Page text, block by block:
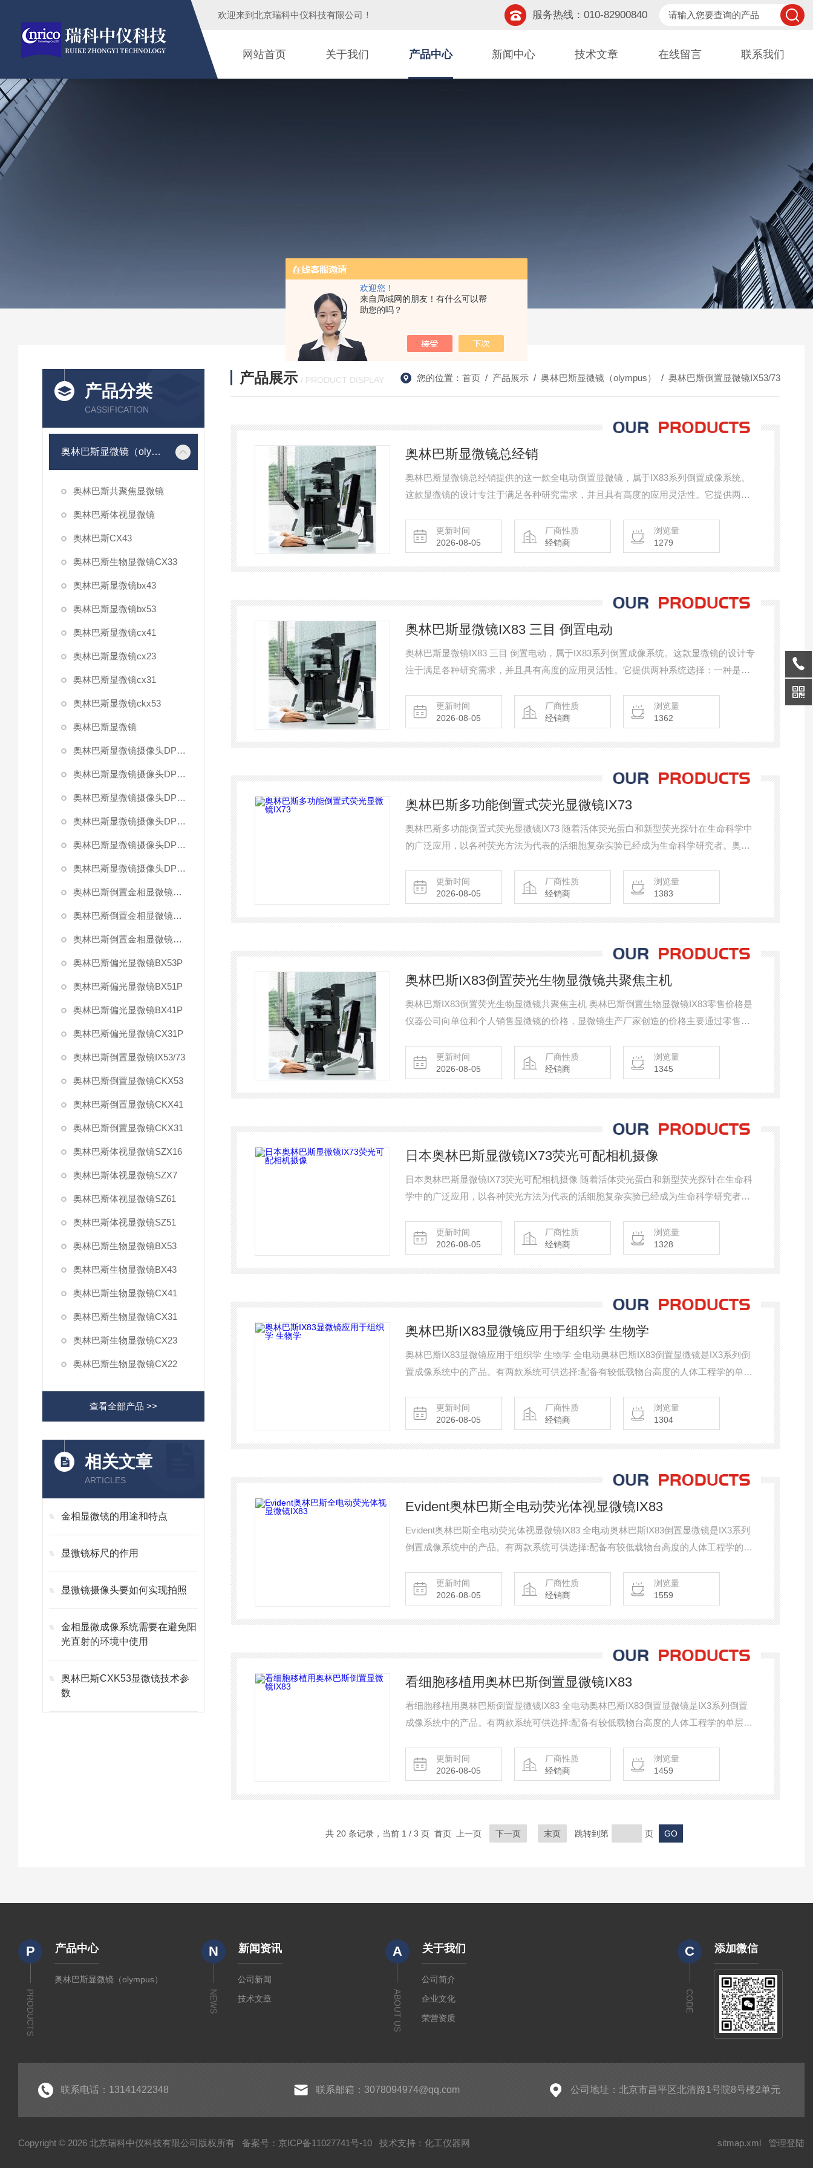
欢迎您！
来自局域网的朋友！有什么可以帮
助您的吗？
欢迎来到 北京瑞科中仪科技有限公司 ！ 服务热线：010-82900840
网站首页 关于我们 产品中心 新闻中心 技术文章 在线留言 联系我们
产品分类
CASSIFICATION
奥林巴斯显微镜（olympus）
奥林巴斯共聚焦显微镜
奥林巴斯体视显微镜
奥林巴斯CX43
奥林巴斯生物显微镜CX33
奥林巴斯显微镜bx43
奥林巴斯显微镜bx53
奥林巴斯显微镜cx41
奥林巴斯显微镜cx23
奥林巴斯显微镜cx31
奥林巴斯显微镜ckx53
奥林巴斯显微镜
奥林巴斯显微镜摄像头DP27
奥林巴斯显微镜摄像头DP22
奥林巴斯显微镜摄像头DP80
奥林巴斯显微镜摄像头DP73
奥林巴斯显微镜摄像头DP26
奥林巴斯显微镜摄像头DP21
奥林巴斯倒置金相显微镜GX71
奥林巴斯倒置金相显微镜GX51
奥林巴斯倒置金相显微镜GX41
奥林巴斯偏光显微镜BX53P
奥林巴斯偏光显微镜BX51P
奥林巴斯偏光显微镜BX41P
奥林巴斯偏光显微镜CX31P
奥林巴斯倒置显微镜IX53/73
奥林巴斯倒置显微镜CKX53
奥林巴斯倒置显微镜CKX41
奥林巴斯倒置显微镜CKX31
奥林巴斯体视显微镜SZX16
奥林巴斯体视显微镜SZX7
奥林巴斯体视显微镜SZ61
奥林巴斯体视显微镜SZ51
奥林巴斯生物显微镜BX53
奥林巴斯生物显微镜BX43
奥林巴斯生物显微镜CX41
奥林巴斯生物显微镜CX31
奥林巴斯生物显微镜CX23
奥林巴斯生物显微镜CX22
查看全部产品 >>
相关文章
ARTICLES
金相显微镜的用途和特点
显微镜标尺的作用
显微镜摄像头要如何实现拍照
金相显微成像系统需要在避免阳
光直射的环境中使用
奥林巴斯CXK53显微镜技术参
数
产品展示 / PRODUCT DISPLAY 您的位置： 首页 / 产品展示 / 奥林巴斯显微镜（olympus） / 奥林巴斯倒置显微镜IX53/73
奥林巴斯显微镜总经销
奥林巴斯显微镜总经销提供的这一款全电动倒置显微镜，属于IX83系列倒置成像系统。
这款显微镜的设计专注于满足各种研究需求，并且具有高度的应用灵活性。它提供两种
系统，具有额外的扩展能力
更新时间
2026-08-05
厂商性质
经销商
浏览量
1279
奥林巴斯显微镜IX83 三目 倒置电动
奥林巴斯显微镜IX83 三目 倒置电动，属于IX83系列倒置成像系统。这款显微镜的设计专
注于满足各种研究需求，并且具有高度的应用灵活性。它提供两种系统选择：一种是人
展能力。更新时间
2026-08-05
厂商性质
经销商
浏览量
1362
奥林巴斯多功能倒置式荧光显微镜IX73
奥林巴斯多功能倒置式荧光显微镜IX73 随着活体荧光蛋白和新型荧光探针在生命科学中
的广泛应用，以各种荧光方法为代表的活细胞复杂实验已经成为生命科学研究者。奥林
的要求，集中一批创造性的研发人员历时2年多集合最新的机光电技术，全新设计和开发
了最新一代研究级倒置显微镜IX73。
更新时间
2026-08-05
厂商性质
经销商
浏览量
1383
奥林巴斯IX83倒置荧光生物显微镜共聚焦主机
奥林巴斯IX83倒置荧光生物显微镜共聚焦主机 奥林巴斯倒置生物显微镜IX83零售价格是
仪器公司向单位和个人销售显微镜的价格，显微镜生产厂家创造的价格主要通过零售价
的招投标项目，零售价格还会受到具体的仪器配置和合同条款等来决定。关于价格的信
息，用户可以直接咨询北京瑞科中仪科技有限公司相关人员。他们为用户免费作答。
更新时间
2026-08-05
厂商性质
经销商
浏览量
1345
日本奥林巴斯显微镜IX73荧光可配相机摄像
日本奥林巴斯显微镜IX73荧光可配相机摄像 随着活体荧光蛋白和新型荧光探针在生命科
学中的广泛应用，以各种荧光方法为代表的活细胞复杂实验已经成为生命科学研究者。
简单的要求，集中一批创造性的研发人员历时2年多集合新的机光电技术，全新设计和开
发了新一代研究级倒置显微镜IX73。
更新时间
2026-08-05
厂商性质
经销商
浏览量
1328
奥林巴斯IX83显微镜应用于组织学 生物学
奥林巴斯IX83显微镜应用于组织学 生物学 全电动奥林巴斯IX83倒置显微镜是IX3系列倒
置成像系统中的产品。有两款系统可供选择:配备有较低载物台高度的人体工程学的单层
更新时间
2026-08-05
厂商性质
经销商
浏览量
1304
Evident奥林巴斯全电动荧光体视显微镜IX83
Evident奥林巴斯全电动荧光体视显微镜IX83 全电动奥林巴斯IX83倒置显微镜是IX3系列
倒置成像系统中的产品。有两款系统可供选择:配备有较低载物台高度的人体工程学的单
时程的时间序列成像,还是常规实验和图像获取都可以胜任。用户可以根据自己的应用需
求塑造适合的组件和控件。
更新时间
2026-08-05
厂商性质
经销商
浏览量
1559
看细胞移植用奥林巴斯倒置显微镜IX83
看细胞移植用奥林巴斯倒置显微镜IX83 全电动奥林巴斯IX83倒置显微镜是IX3系列倒置
成像系统中的产品。有两款系统可供选择:配备有较低载物台高度的人体工程学的单层光
的时间序列成像,还是常规实验和图像获取都可以胜任。用户可以根据自己的应用需求塑
造适合的组件和控件。
更新时间
2026-08-05
厂商性质
经销商
浏览量
1459
共 20 条记录，当前 1 / 3 页 首页 上一页 下一页 末页 跳转到第 页
P
PRODUCTS
产品中心
奥林巴斯显微镜（olympus）
N
NEWS
新闻资讯
公司新闻
技术文章
A
ABOUT US
关于我们
公司简介
企业文化
荣营资质
C
CODE
添加微信
联系电话：13141422348 联系邮箱：3078094974@qq.com 公司地址：北京市昌平区北清路1号院8号楼2单元
Copyright © 2026 北京瑞科中仪科技有限公司版权所有 备案号：京ICP备11027741号-10 技术支持： 化工仪器网 sitmap.xml 管理登陆